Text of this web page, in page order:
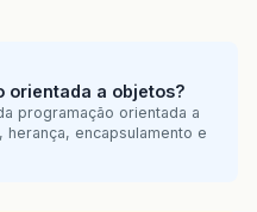
orientada a objetos?
programação orientada a
encapsulamento e